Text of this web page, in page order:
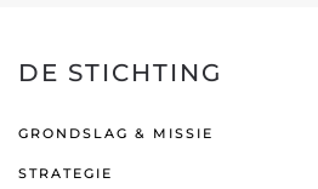
DE STICHTING
GRONDSLAG & MISSIE
STRATEGIE